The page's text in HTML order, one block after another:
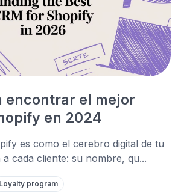
encontrar el mejor
en 2024
es como el cerebro digital de tu
cada cliente: su nombre, qu...
Loyalty program